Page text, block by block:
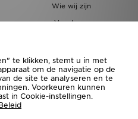
Wie wij zijn
Vacatures
te klikken, stemt u in met
om de navigatie op de
de site te analyseren en te
Voorkeuren kunnen
in Cookie-instellingen.